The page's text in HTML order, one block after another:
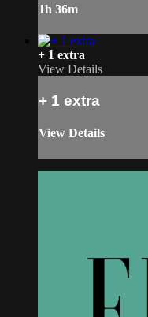
1h 36m
+ 1 extra
View Details
+ 1 extra
View Details